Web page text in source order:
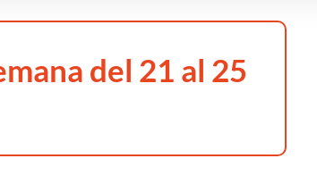
del 21 al 25